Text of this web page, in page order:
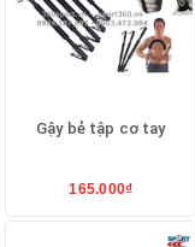
Gậy bẻ tập cơ tay
165.000₫